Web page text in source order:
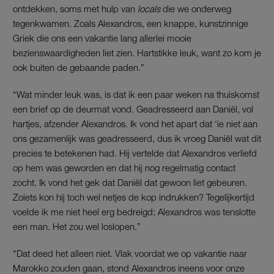
ontdekken, soms met hulp van localsdie we onderweg
tegenkwamen. Zoals Alexandros, een knappe, kunstzinnige
Griek die ons een vakantie lang allerlei mooie
bezienswaardigheden liet zien. Hartstikke leuk, want zo kom je
ook buiten de gebaande paden.”
“Wat minder leuk was, is dat ik een paar weken na thuiskomst
een brief op de deurmat vond. Geadresseerd aan Daniël, vol
hartjes, afzender Alexandros. Ik vond het apart dat ‘ie niet aan
ons gezamenlijk was geadresseerd, dus ik vroeg Daniël wat dit
precies te betekenen had. Hij vertelde dat Alexandros verliefd
op hem was geworden en dat hij nog regelmatig contact
zocht. Ik vond het gek dat Daniël dat gewoon liet gebeuren.
Zoiets kon hij toch wel netjes de kop indrukken? Tegelijkertijd
voelde ik me niet heel erg bedreigd; Alexandros was tenslotte
een man. Het zou wel loslopen.”
“Dat deed het alleen niet. Vlak voordat we op vakantie naar
Marokko zouden gaan, stond Alexandros ineens voor onze